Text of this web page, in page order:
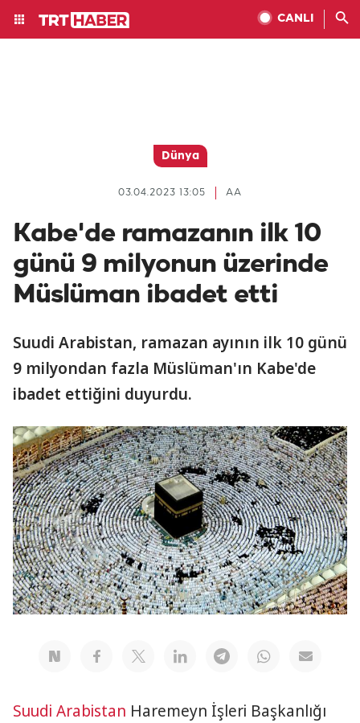
CANLI
Dünya
AA
03.04.2023 13:05
Kabe'de ramazanın ilk 10
günü 9 milyonun üzerinde
Müslüman ibadet etti
Suudi Arabistan, ramazan ayının ilk 10 günü
9 milyondan fazla Müslüman'ın Kabe'de
ibadet ettiğini duyurdu.
Suudi Arabistan Haremeyn İşleri Başkanlığı